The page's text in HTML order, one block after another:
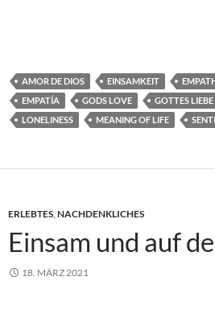
AMOR DE DIOS EINSAMKEIT
EMPATÍA
GODS LOVE GOTTES LIEBE
LONELINESS
MEANING OF LIFE
ERLEBTES, NACHDENKLICHES
Einsam und auf
18. MÄRZ 2021